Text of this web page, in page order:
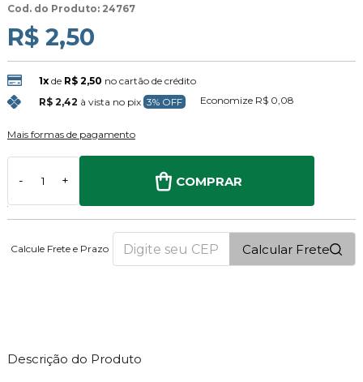
Cod. do Produto: 24767
R$ 2,50
1xde R$ 2,50 no cartão de crédito
R$ 2,42 à vista no pix 3% OFF Economize R$ 0,08
Mais formas de pagamento
- + COMPRAR
Calcule Frete e Prazo Calcular Frete
Descrição do Produto